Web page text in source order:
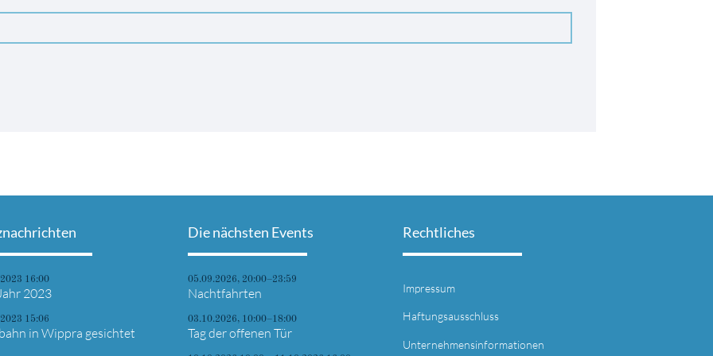
16:00
2023
15:06
in Wippra gesichtet
Die nächsten Events
05.09.2026, 20:00–23:59
Nachtfahrten
03.10.2026, 10:00–18:00
Tag der offenen Tür
Rechtliches
Impressum
Haftungsausschluss
Unternehmensinformationen